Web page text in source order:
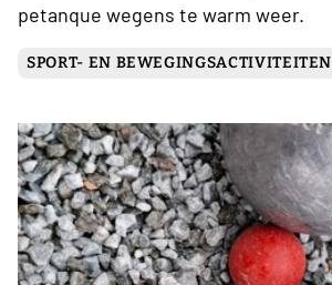
petanque wegens te warm weer.
SPORT- EN BEWEGINGSACTIVITEITEN